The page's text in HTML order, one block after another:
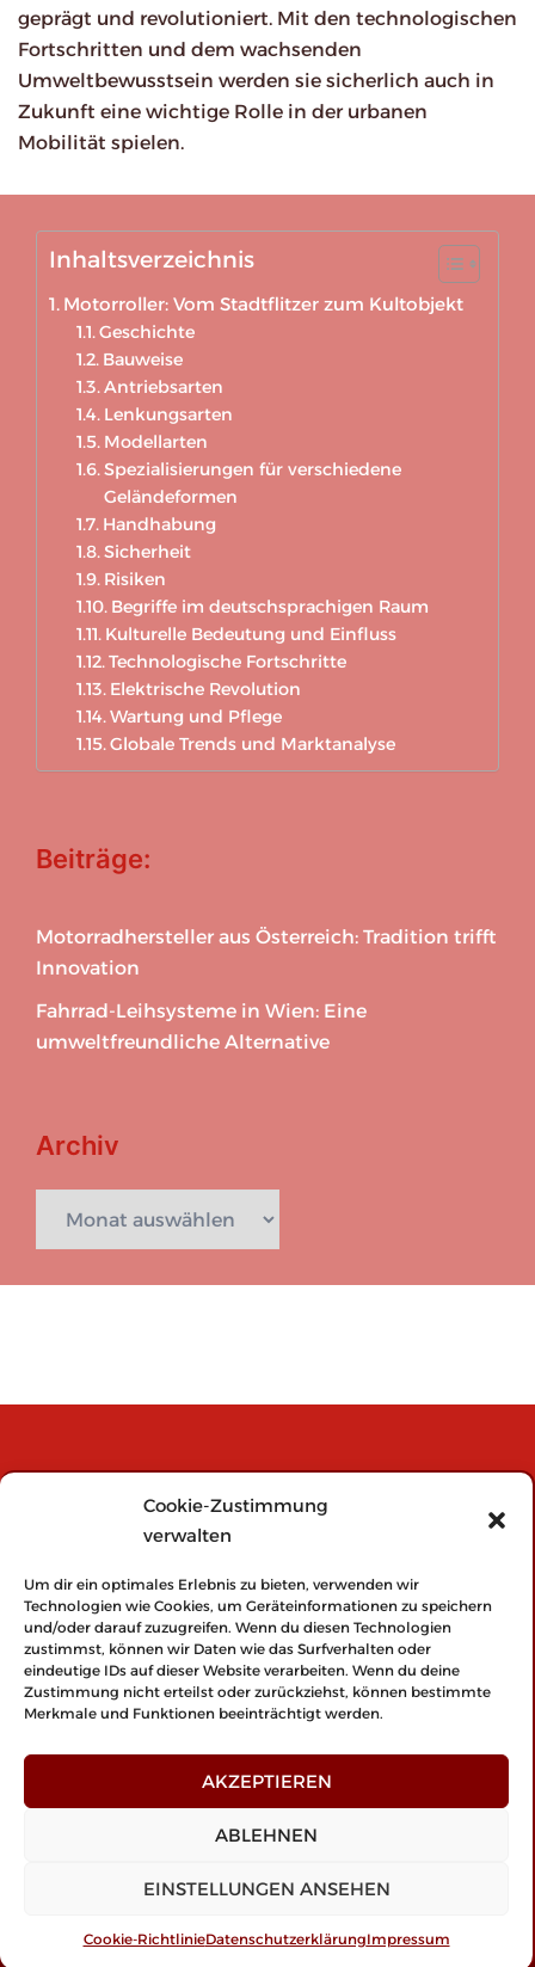
Cookie-Zustimmung
verwalten
Um dir ein optimales Erlebnis zu bieten, verwenden wir
Technologien wie Cookies, um Geräteinformationen zu speichern
und/oder darauf zuzugreifen. Wenn du diesen Technologien
zustimmst, können wir Daten wie das Surfverhalten oder
eindeutige IDs auf dieser Website verarbeiten. Wenn du deine
Zustimmung nicht erteilst oder zurückziehst, können bestimmte
Merkmale und Funktionen beeinträchtigt werden.
AKZEPTIEREN
ABLEHNEN
EINSTELLUNGEN ANSEHEN
Cookie-RichtlinieDatenschutzerklärungImpressum
geprägt und revolutioniert. Mit den technologischen
Fortschritten und dem wachsenden
Umweltbewusstsein werden sie sicherlich auch in
Zukunft eine wichtige Rolle in der urbanen
Mobilität spielen.
Inhaltsverzeichnis
Motorroller: Vom Stadtflitzer zum Kultobjekt
Geschichte
Bauweise
Antriebsarten
Lenkungsarten
Modellarten
Spezialisierungen für verschiedene
Geländeformen
Handhabung
Sicherheit
Risiken
Begriffe im deutschsprachigen Raum
Kulturelle Bedeutung und Einfluss
Technologische Fortschritte
Elektrische Revolution
Wartung und Pflege
Globale Trends und Marktanalyse
Beiträge:
Motorradhersteller aus Österreich: Tradition trifft
Innovation
Fahrrad-Leihsysteme in Wien: Eine
umweltfreundliche Alternative
Archiv
Datenschutzerklärung
Cookie-Richtlinie (EU)
NO SPORTS:
No sports
© 2026 Bikes and Sports. Stolz präsentiert von
Sydney